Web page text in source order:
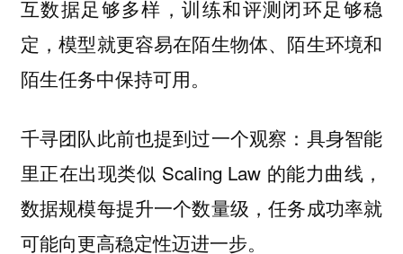
互数据足够多样，训练和评测闭环足够稳
定，模型就更容易在陌生物体、陌生环境和
陌生任务中保持可用。
千寻团队此前也提到过一个观察：具身智能
里正在出现类似 Scaling Law 的能力曲线，
数据规模每提升一个数量级，任务成功率就
可能向更高稳定性迈进一步。